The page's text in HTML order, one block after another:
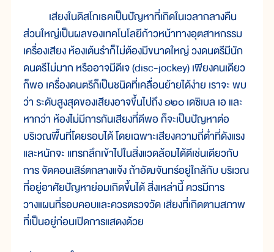
เสียงในดิสโกเธคเป็นปัญหาที่เกิดในเวลากลางคืน
ส่วนใหญ่เป็นผลของเทคโนโลยีก้าวหน้าทางอุตสาหกรรม
เครื่องเสียง ห้องเต้นรำก็ไม่ต้องมีขนาดใหญ่ วงดนตรีมีนัก
ดนตรีไม่มาก หรืออาจมีดีเจ (disc-jockey) เพียงคนเดียว
ก็พอ เครื่องดนตรีก็เป็นชนิดที่เคลื่อนย้ายได้ง่าย เราจะ พบ
ว่า ระดับสูงสุดของเสียงอาจขึ้นไปถึง ๑๒๐ เดซิเบล เอ และ
หากว่า ห้องไม่มีการกันเสียงที่ดีพอ ก็จะเป็นปัญหาต่อ
บริเวณพื้นที่โดยรอบได้ โดยเฉพาะเสียงความถี่ต่ำที่ดังแรง
และหนักจะ แทรกลึกเข้าไปในสิ่งแวดล้อมได้ดีเช่นเดียวกับ
การ จัดคอนเสิร์ตกลางแจ้ง ถ้าอัฒจันทร์อยู่ใกล้กับ บริเวณ
ที่อยู่อาศัยปัญหาย่อมเกิดขึ้นได้ สิ่งเหล่านี้ ควรมีการ
วางแผนที่รอบคอบและควรตรวจวัด เสียงที่เกิดตามสภาพ
ที่เป็นอยู่ก่อนเปิดการแสดงด้วย